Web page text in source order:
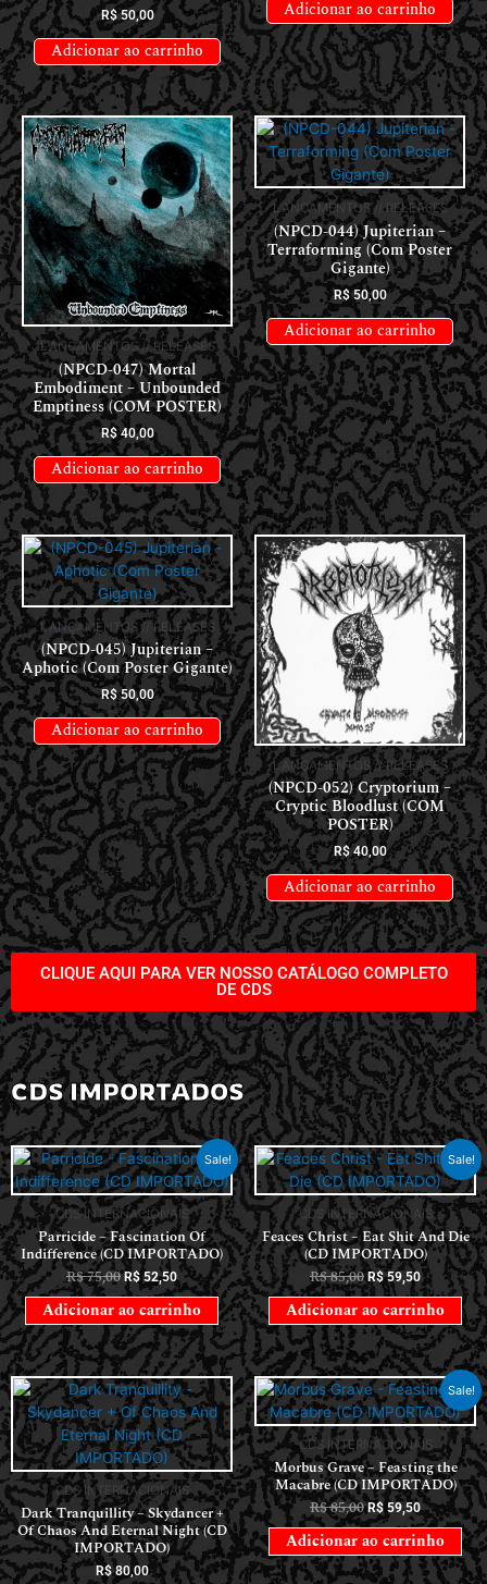
R$50,00
Adicionar ao carrinho
Adicionar ao carrinho
LANÇAMENTOS // RELEASES
(NPCD-047) Mortal
Embodiment – Unbounded
Emptiness (COM POSTER)
R$40,00
Adicionar ao carrinho
LANÇAMENTOS // RELEASES
(NPCD-044) Jupiterian –
Terraforming (Com Poster
Gigante)
R$50,00
Adicionar ao carrinho
LANÇAMENTOS // RELEASES
(NPCD-045) Jupiterian –
Aphotic (Com Poster Gigante)
R$50,00
Adicionar ao carrinho
LANÇAMENTOS // RELEASES
(NPCD-052) Cryptorium –
Cryptic Bloodlust (COM
POSTER)
R$40,00
Adicionar ao carrinho
CLIQUE AQUI PARA VER NOSSO CATÁLOGO COMPLETO
DE CDS
CDS IMPORTADOS
Sale!
CDS INTERNACIONAIS
Parricide – Fascination Of
Indifference (CD IMPORTADO)
R$75,00 R$52,50
Adicionar ao carrinho
Sale!
CDS INTERNACIONAIS
Feaces Christ – Eat Shit And Die
(CD IMPORTADO)
R$85,00 R$59,50
Adicionar ao carrinho
CDS INTERNACIONAIS
Dark Tranquillity – Skydancer +
Of Chaos And Eternal Night (CD
IMPORTADO)
R$80,00
Sale!
CDS INTERNACIONAIS
Morbus Grave – Feasting the
Macabre (CD IMPORTADO)
R$85,00 R$ 59,50
Adicionar ao carrinho